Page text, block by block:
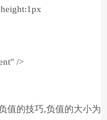
/>
值的技巧,负值的大小为